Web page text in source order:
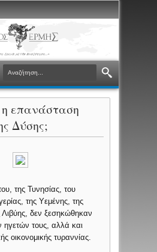
επανάσταση
Δύσης;
της Τυνησίας, του
της Υεμένης, της
Λιβύης, δεν ξεσηκώθηκαν
ηγετών τους, αλλά και
οικονομικής τυραννίας.